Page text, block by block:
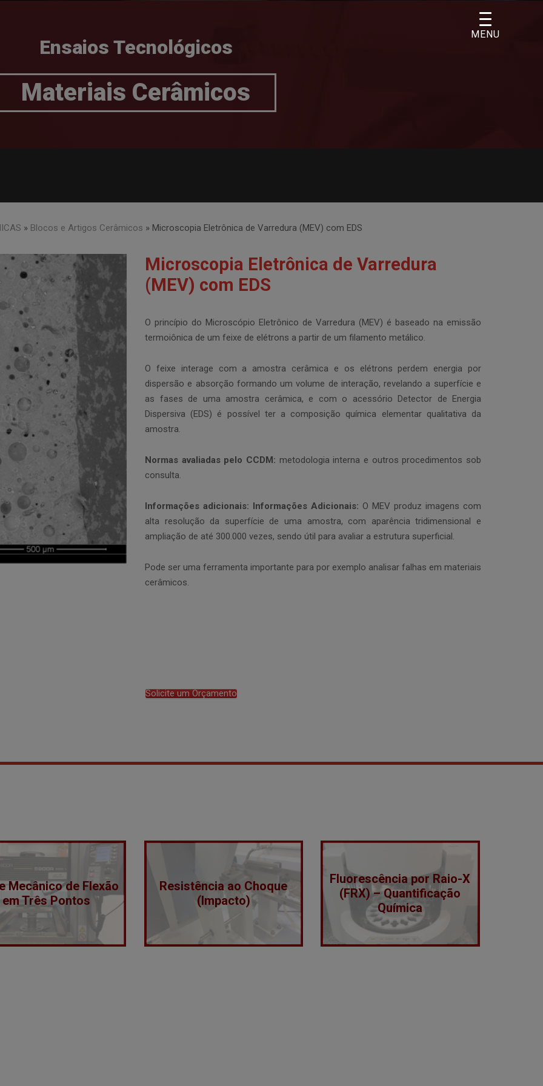
Ensaios Tecnológicos
Materiais Cerâmicos
» Blocos e Artigos Cerâmicos » Microscopia Eletrônica de Varredura (MEV) com EDS
Microscopia Eletrônica de Varredura
(MEV) com EDS
O princípio do Microscópio Eletrônico de Varredura (MEV) é baseado na emissão
termoiônica de um feixe de elétrons a partir de um filamento metálico.
O feixe interage com a amostra cerâmica e os elétrons perdem energia por
dispersão e absorção formando um volume de interação, revelando a superfície e
as fases de uma amostra cerâmica, e com o acessório Detector de Energia
Dispersiva (EDS) é possível ter a composição química elementar qualitativa da
amostra.
Normas avaliadas pelo CCDM: metodologia interna e outros procedimentos sob
consulta.
Informações adicionais: Informações Adicionais: O MEV produz imagens com
alta resolução da superfície de uma amostra, com aparência tridimensional e
ampliação de até 300.000 vezes, sendo útil para avaliar a estrutura superficial.
Pode ser uma ferramenta importante para por exemplo analisar falhas em materiais
cerâmicos.
Solicite um Orçamento
Mecânico de Flexão
em Três Pontos
Resistência ao Choque
(Impacto)
Fluorescência por Raio-X
(FRX) – Quantificação
Química
MENU